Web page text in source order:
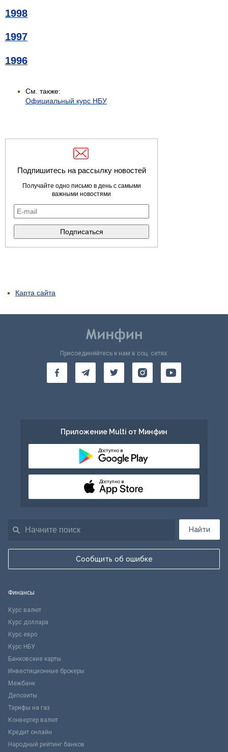
1998
1997
1996
См. также:
Официальный курс НБУ
Подпишитесь на рассылку новостей
Получайте одно письмо в день с самыми
важными новостями
Карта сайта
Найти
Сообщить об ошибке
Присоединяйтесь к нам в соц. сетях:
Приложение Multi от Минфин
Доступно в
Доступно в
Финансы
Курс валют
Курс доллара
Курс евро
Курс НБУ
Банковские карты
Инвестиционные брокеры
Межбанк
Депозиты
Тарифы на газ
Конвертер валют
Кредит онлайн
Народный рейтинг банков